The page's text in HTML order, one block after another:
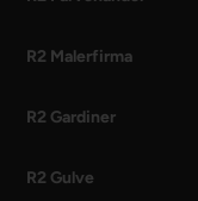
R2 Malerfirma
R2 Gardiner
R2 Gulve